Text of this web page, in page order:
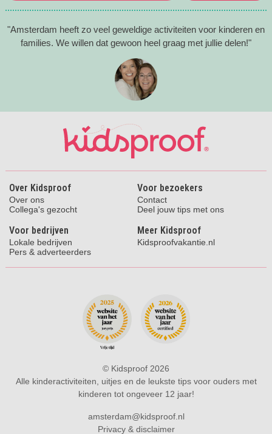
"Amsterdam heeft zo veel geweldige activiteiten voor kinderen en
families. We willen dat gewoon heel graag met jullie delen!"
Over Kidsproof
Over ons
Collega's gezocht
Voor bezoekers
Contact
Deel jouw tips met ons
Voor bedrijven
Lokale bedrijven
Pers & adverteerders
Meer Kidsproof
Kidsproofvakantie.nl
© Kidsproof 2026
Alle kinderactiviteiten, uitjes en de leukste tips voor ouders met
kinderen tot ongeveer 12 jaar!
amsterdam@kidsproof.nl
Privacy & disclaimer